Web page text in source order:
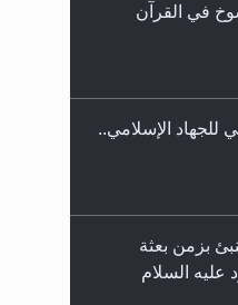
كوافير نسائي
في القرآن
للجهاد الإسلامي..
بزمن بعثة
عليه السلام